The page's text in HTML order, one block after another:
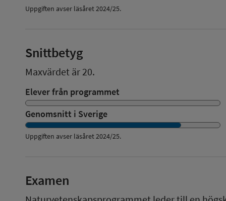
Uppgiften avser läsåret 2024/25.
Snittbetyg
Maxvärdet är 20.
Elever från programmet
Genomsnitt i Sverige
Uppgiften avser läsåret2024/25.
Examen